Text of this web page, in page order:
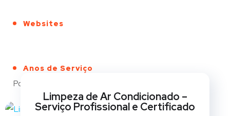
Websites
Anos de Serviço
Portfólio
Limpeza de Ar Condicionado –
Serviço Profissional e Certificado